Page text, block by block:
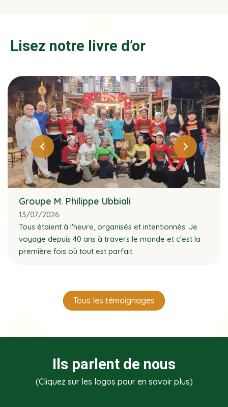
Lisez notre livre d’or
Groupe M. Philippe Ubbiali
13/07/2026
Tous étaient à l'heure, organisés et intentionnés. Je
voyage depuis 40 ans à travers le monde et c'est la
première fois où tout est parfait.
Tous les témoignages
Ils parlent de nous
(Cliquez sur les logos pour en savoir plus)